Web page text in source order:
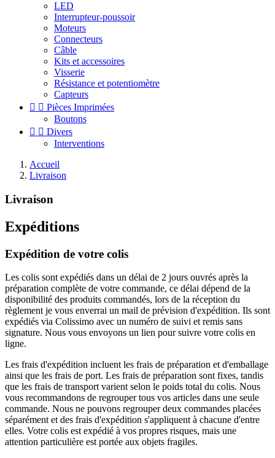
LED
Interrupteur-poussoir
Moteurs
Connecteurs
Câble
Kits et accessoires
Visserie
Résistance et potentiomètre
Capteurs
  Pièces Imprimées
Boutons
  Divers
Interventions
Accueil
Livraison
Livraison
Expéditions
Expédition de votre colis
Les colis sont expédiés dans un délai de 2 jours ouvrés après la
préparation complète de votre commande, ce délai dépend de la
disponibilité des produits commandés, lors de la réception du
règlement je vous enverrai un mail de prévision d'expédition. Ils sont
expédiés via Colissimo avec un numéro de suivi et remis sans
signature. Nous vous envoyons un lien pour suivre votre colis en
ligne.
Les frais d'expédition incluent les frais de préparation et d'emballage
ainsi que les frais de port. Les frais de préparation sont fixes, tandis
que les frais de transport varient selon le poids total du colis. Nous
vous recommandons de regrouper tous vos articles dans une seule
commande. Nous ne pouvons regrouper deux commandes placées
séparément et des frais d'expédition s'appliquent à chacune d'entre
elles. Votre colis est expédié à vos propres risques, mais une
attention particulière est portée aux objets fragiles.